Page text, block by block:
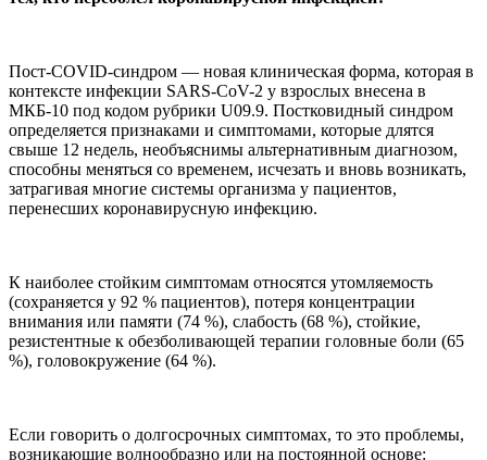
Пост-COVID-синдром — новая клиническая форма, которая в
контексте инфекции SARS-CoV-2 у взрослых внесена в
МКБ-10 под кодом рубрики U09.9. Постковидный синдром
определяется признаками и симптомами, которые длятся
свыше 12 недель, необъяснимы альтернативным диагнозом,
способны меняться со временем, исчезать и вновь возникать,
затрагивая многие системы организма у пациентов,
перенесших коронавирусную инфекцию.
К наиболее стойким симптомам относятся утомляемость
(сохраняется у 92 % пациентов), потеря концентрации
внимания или памяти (74 %), слабость (68 %), стойкие,
резистентные к обезболивающей терапии головные боли (65
%), головокружение (64 %).
Если говорить о долгосрочных симптомах, то это проблемы,
возникающие волнообразно или на постоянной основе: